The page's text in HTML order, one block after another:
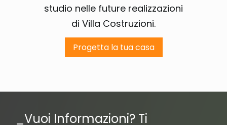
studio nelle future realizzazioni
di Villa Costruzioni.
Progetta la tua casa
_Vuoi Informazioni? Ti